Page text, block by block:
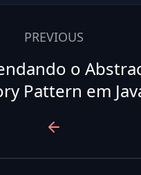
PREVIOUS
o
Pattern em